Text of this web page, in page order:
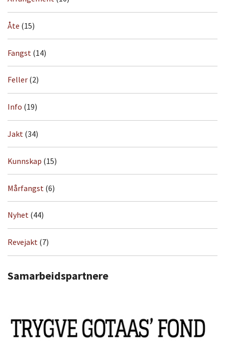
Åte (15)
Fangst (14)
Feller (2)
Info (19)
Jakt (34)
Kunnskap (15)
Mårfangst (6)
Nyhet (44)
Revejakt (7)
Samarbeidspartnere